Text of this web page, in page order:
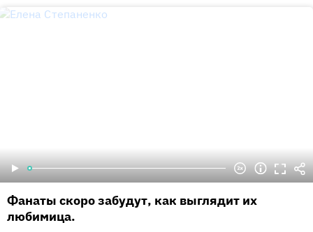
Фанаты скоро забудут, как выглядит их
любимица.